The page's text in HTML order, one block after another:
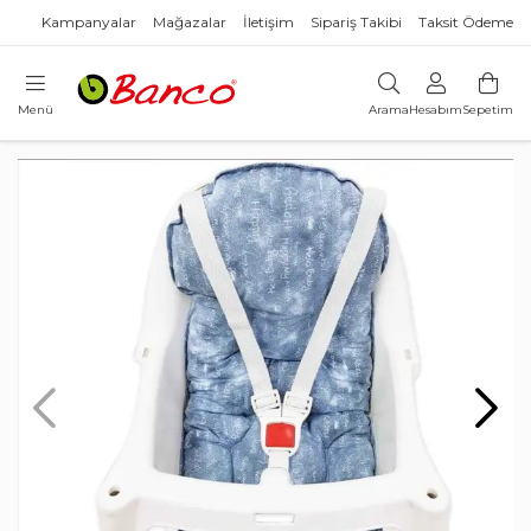
Kampanyalar Mağazalar İletişim Sipariş Takibi Taksit Ödeme
Menü AramaHesabımSepetim